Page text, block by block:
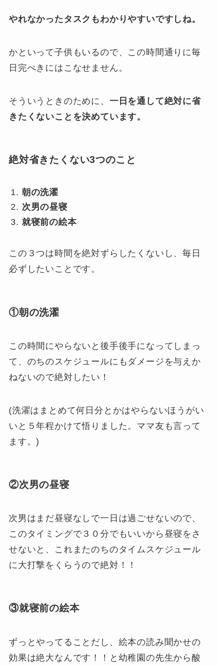
やれなかったタスクもわかりやすいですしね。
かといって子供もいるので、この時間通りに毎
日完ぺきにはこなせません。
そういうときのために、 一日を通して絶対に省
きたくないことを決めています。
絶対省きたくない3つのこと
朝の洗濯
次男の昼寝
就寝前の絵本
この３つは時間を絶対ずらしたくないし、毎日
必ずしたいことです。
①朝の洗濯
この時間にやらないと後手後手になってしまっ
て、のちのスケジュールにもダメージを与えか
ねないので絶対したい！
(洗濯はまとめて何日分とかはやらないほうがい
いと５年程かけて悟りました。ママ友も言って
ます。)
②次男の昼寝
次男はまだ昼寝なしで一日は過ごせないので、
このタイミングで３０分でもいいから昼寝をさ
せないと、これまたのちのタイムスケジュール
に大打撃をくらうので絶対！！
③就寝前の絵本
ずっとやってることだし、絵本の読み聞かせの
効果は絶大なんです！！と幼稚園の先生から酸